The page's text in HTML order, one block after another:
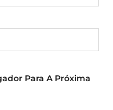
Para A Próxima